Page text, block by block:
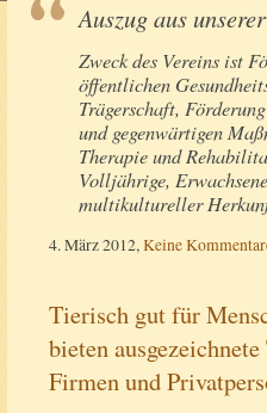
Auszug aus
Zweck des Vereins ist
öffentlichen
Trägerschaft,
und gegenwärtigen
Therapie und
Volljährige,
multikultureller
4. März 2012,Keine
Tierisch gut für
bieten
Firmen und